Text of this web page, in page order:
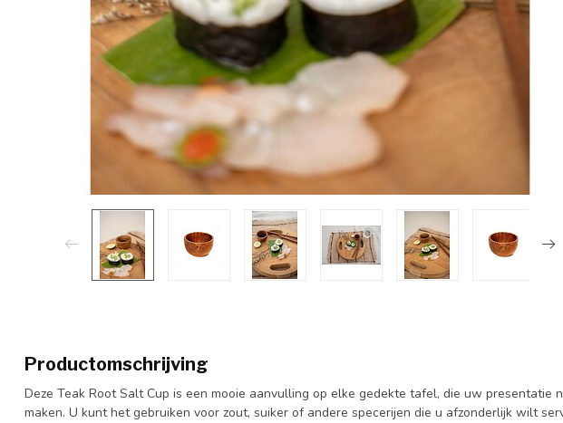
Productomschrijving
Deze Teak Root Salt Cup is een mooie aanvulling op elke gedekte tafel, die uw presentatie
maken. U kunt het gebruiken voor zout, suiker of andere specerijen die u afzonderlijk wilt